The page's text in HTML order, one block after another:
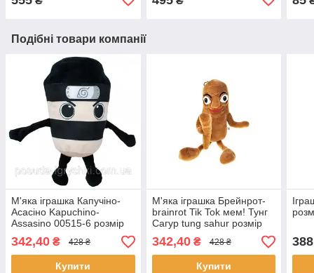
Подібні товари компанії
М'яка іграшка Капучіно-
Асасіно Kapuchino-
Assasino 00515-6 розмір
25см
342,40 ₴ 428 ₴
Купити
М'яка іграшка Брейнрот-
brainrot Tik Tok мем! Тунг
Сагур tung sahur розмір
39см
342,40₴ 428 ₴
Купити
388